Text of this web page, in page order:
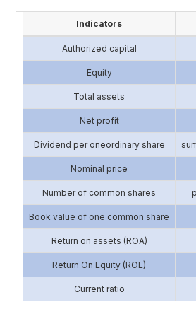
Indicators
Authorized capital
Equity
Total assets
Net profit
Dividend per oneordinary share
Nominal price
Number of common shares
Book value of one common share
Return on assets (ROA)
Return On Equity (ROE)
Current ratio